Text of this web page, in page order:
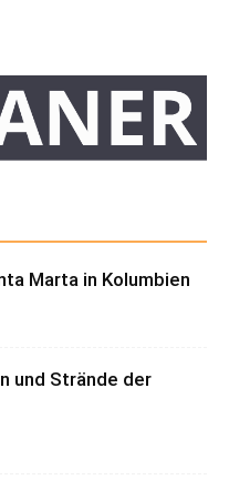
Marta in Kolumbien
und Strände der